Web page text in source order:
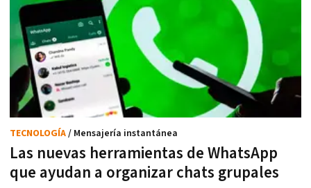
Las nuevas herramientas de WhatsApp
que ayudan a organizar chats grupales
TECNOLOGÍA/ Mensajería instantánea